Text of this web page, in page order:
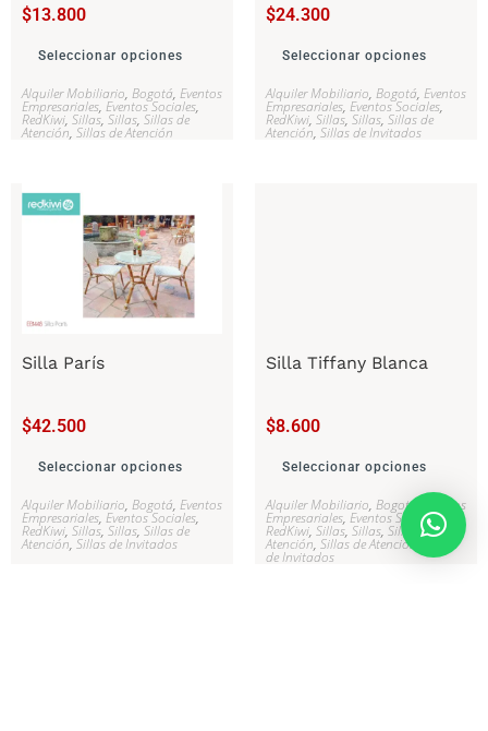
$13.800
Seleccionar opciones
Alquiler Mobiliario, Bogotá, Eventos
Empresariales, Eventos Sociales,
RedKiwi, Sillas, Sillas, Sillas de
Atención, Sillas de Atención
$24.300
Seleccionar opciones
Alquiler Mobiliario, Bogotá, Eventos
Empresariales, Eventos Sociales,
RedKiwi, Sillas, Sillas, Sillas de
Atención, Sillas de Invitados
Silla París
$42.500
Seleccionar opciones
Alquiler Mobiliario, Bogotá, Eventos
Empresariales, Eventos Sociales,
RedKiwi, Sillas, Sillas, Sillas de
Atención, Sillas de Invitados
Silla Tiffany Blanca
$8.600
Seleccionar opciones
Alquiler Mobiliario, Bogotá Eventos
Empresariales, Eventos Sociales,
RedKiwi, Sillas, Sillas, Sillas de
Atención, Sillas de Atención
de Invitados